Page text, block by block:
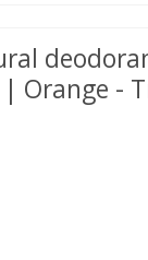
Orange -